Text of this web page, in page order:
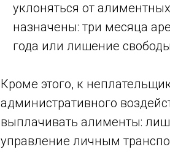
уклоняться от
назначены: три месяца
года или лишение
Кроме этого, к
административного
выплачивать алименты:
управление личным